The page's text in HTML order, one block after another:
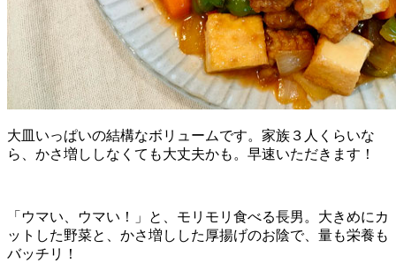
大皿いっぱいの結構なボリュームです。家族３人くらいな
ら、かさ増ししなくても大丈夫かも。早速いただきます！
「ウマい、ウマい！」と、モリモリ食べる長男。大きめにカ
ットした野菜と、かさ増しした厚揚げのお陰で、量も栄養も
バッチリ！